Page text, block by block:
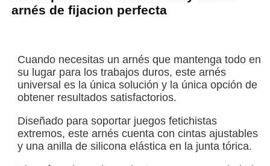
arnés de fijacion perfecta
Cuando necesitas un arnés que mantenga todo en
su lugar para los trabajos duros, este arnés
universal es la única solución y la única opción de
obtener resultados satisfactorios.
Diseñado para soportar juegos fetichistas
extremos, este arnés cuenta con cintas ajustables
y una anilla de silicona elástica en la junta tórica.